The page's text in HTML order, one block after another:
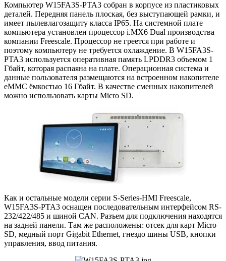
Компьютер W15FA3S-PTA3 собран в корпусе из пластиковых
деталей. Передняя панель плоская, без выступающей рамки, и
имеет пылевлагозащиту класса IP65. На системной плате
компьютера установлен процессор i.MX6 Dual производства
компании Freescale. Процессор не греется при работе и
поэтому компьютеру не требуется охлаждение. В W15FA3S-
PTA3 используется оперативная память LPDDR3 объемом 1
Гбайт, которая распаяна на плате. Операционная система и
данные пользователя размещаются на встроенном накопителе
eMMC ёмкостью 16 Гбайт. В качестве сменных накопителей
можно использовать карты Micro SD.
Как и остальные модели серии S-Series-HMI Freescale,
W15FA3S-PTA3 оснащен последовательным интерфейсом RS-
232/422/485 и шиной CAN. Разъем для подключения находятся
на задней панели. Там же расположены: отсек для карт Micro
SD, медный порт Gigabit Ethernet, гнездо шины USB, кнопки
управления, ввод питания.